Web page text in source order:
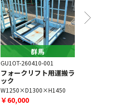
群馬
GU1OT-260410-001
フォークリフト用運搬ラ
ック
W1250×D1300×H1450
￥60,000